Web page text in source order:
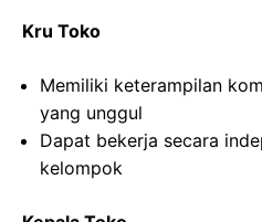
Kru Toko
Memiliki keterampilan
yang unggul
Dapat bekerja secara
kelompok